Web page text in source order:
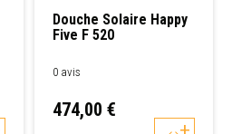
Douche Solaire Happy
Five F 520
0 avis
Prix
474,00 €